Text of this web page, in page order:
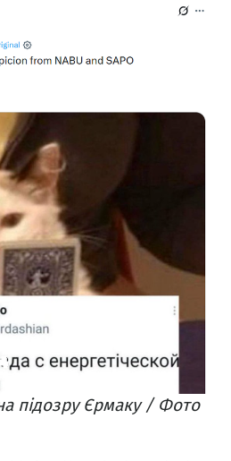
підозру Єрмаку / Фото